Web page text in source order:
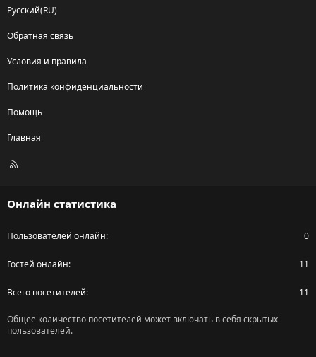
Русский(RU)
Обратная связь
Условия и правила
Политика конфиденциальности
Помощь
Главная
R
Онлайн статистика
Пользователей онлайн 0
Гостей онлайн 11
Всего посетителей 11
Общее количество посетителей может включать в себя скрытых
пользователей.